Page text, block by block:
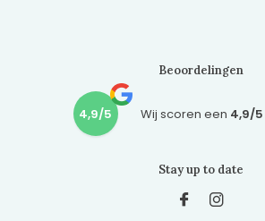
Beoordelingen
4,9/5 Wij scoren een 4,9/5
Stay up to date